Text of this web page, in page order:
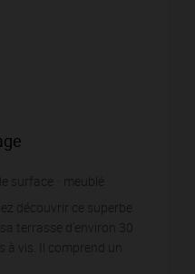
surface
meublé
découvrir ce superbe
terrasse d'environ 30
à vis. Il comprend un